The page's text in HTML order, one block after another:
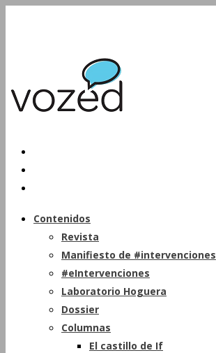
Contenidos
Revista
Manifiesto de #intervenciones
#eIntervenciones
Laboratorio Hoguera
Dossier
Columnas
El castillo de If